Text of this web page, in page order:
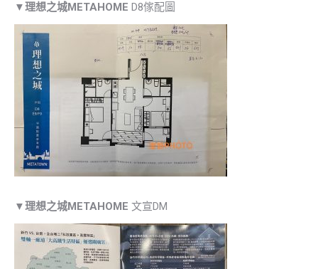
▼理想之城METAHOME D8傢配圖
▼理想之城METAHOME 文宣DM